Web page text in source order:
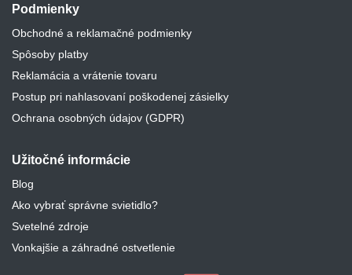
Podmienky
Obchodné a reklamačné podmienky
Spôsoby platby
Reklamácia a vrátenie tovaru
Postup pri nahlasovaní poškodenej zásielky
Ochrana osobných údajov (GDPR)
Užitočné informácie
Blog
Ako vybrať správne svietidlo?
Svetelné zdroje
Vonkajšie a záhradné ostvetlenie